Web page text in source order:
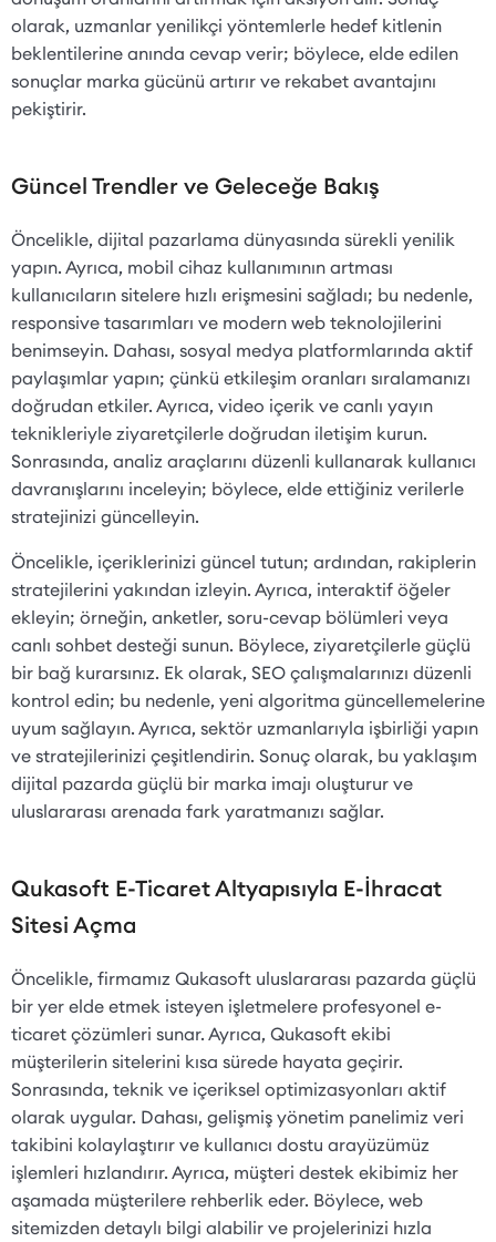
olarak, uzmanlar yenilikçi yöntemlerle hedef kitlenin
beklentilerine anında cevap verir; böylece, elde edilen
sonuçlar marka gücünü artırır ve rekabet avantajını
pekiştirir.
Güncel Trendler ve Geleceğe Bakış
Öncelikle, dijital pazarlama dünyasında sürekli yenilik
yapın. Ayrıca, mobil cihaz kullanımının artması
kullanıcıların sitelere hızlı erişmesini sağladı; bu nedenle,
responsive tasarımları ve modern web teknolojilerini
benimseyin. Dahası, sosyal medya platformlarında aktif
paylaşımlar yapın; çünkü etkileşim oranları sıralamanızı
doğrudan etkiler. Ayrıca, video içerik ve canlı yayın
teknikleriyle ziyaretçilerle doğrudan iletişim kurun.
Sonrasında, analiz araçlarını düzenli kullanarak kullanıcı
davranışlarını inceleyin; böylece, elde ettiğiniz verilerle
stratejinizi güncelleyin.
Öncelikle, içeriklerinizi güncel tutun; ardından, rakiplerin
stratejilerini yakından izleyin. Ayrıca, interaktif öğeler
ekleyin; örneğin, anketler, soru-cevap bölümleri veya
canlı sohbet desteği sunun. Böylece, ziyaretçilerle güçlü
bir bağ kurarsınız. Ek olarak, SEO çalışmalarınızı düzenli
kontrol edin; bu nedenle, yeni algoritma güncellemelerine
uyum sağlayın. Ayrıca, sektör uzmanlarıyla işbirliği yapın
ve stratejilerinizi çeşitlendirin. Sonuç olarak, bu yaklaşım
dijital pazarda güçlü bir marka imajı oluşturur ve
uluslararası arenada fark yaratmanızı sağlar.
Qukasoft E-Ticaret Altyapısıyla E-İhracat
Sitesi Açma
Öncelikle, firmamız Qukasoft uluslararası pazarda güçlü
bir yer elde etmek isteyen işletmelere profesyonel e-
ticaret çözümleri sunar. Ayrıca, Qukasoft ekibi
müşterilerin sitelerini kısa sürede hayata geçirir.
Sonrasında, teknik ve içeriksel optimizasyonları aktif
olarak uygular. Dahası, gelişmiş yönetim panelimiz veri
takibini kolaylaştırır ve kullanıcı dostu arayüzümüz
işlemleri hızlandırır. Ayrıca, müşteri destek ekibimiz her
aşamada müşterilere rehberlik eder. Böylece, web
sitemizden detaylı bilgi alabilir ve projelerinizi hızla